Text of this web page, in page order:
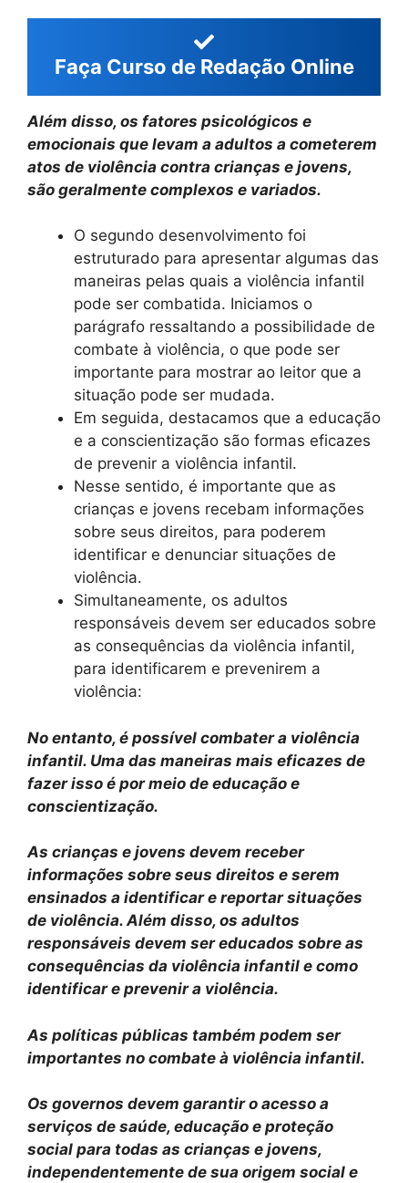
Faça Curso de Redação Online
Além disso, os fatores psicológicos e
emocionais que levam a adultos a cometerem
atos de violência contra crianças e jovens,
são geralmente complexos e variados.
O segundo desenvolvimento foi
estruturado para apresentar algumas das
maneiras pelas quais a violência infantil
pode ser combatida. Iniciamos o
parágrafo ressaltando a possibilidade de
combate à violência, o que pode ser
importante para mostrar ao leitor que a
situação pode ser mudada.
Em seguida, destacamos que a educação
e a conscientização são formas eficazes
de prevenir a violência infantil.
Nesse sentido, é importante que as
crianças e jovens recebam informações
sobre seus direitos, para poderem
identificar e denunciar situações de
violência.
Simultaneamente, os adultos
responsáveis devem ser educados sobre
as consequências da violência infantil,
para identificarem e prevenirem a
violência:
No entanto, é possível combater a violência
infantil. Uma das maneiras mais eficazes de
fazer isso é por meio de educação e
conscientização.
As crianças e jovens devem receber
informações sobre seus direitos e serem
ensinados a identificar e reportar situações
de violência. Além disso, os adultos
responsáveis devem ser educados sobre as
consequências da violência infantil e como
identificar e prevenir a violência.
As políticas públicas também podem ser
importantes no combate à violência infantil.
Os governos devem garantir o acesso a
serviços de saúde, educação e proteção
social para todas as crianças e jovens,
independentemente de sua origem social e